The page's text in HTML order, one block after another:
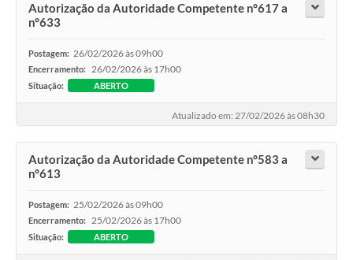
Autorização da Autoridade Competente n°617 a
n°633
Postagem: 26/02/2026 às 09h00
Encerramento: 26/02/2026 às 17h00
Situação: ABERTO
Atualizado em: 27/02/2026 às 08h30
Autorização da Autoridade Competente n°583 a
n°613
Postagem: 25/02/2026 às 09h00
Encerramento: 25/02/2026 às 17h00
Situação: ABERTO